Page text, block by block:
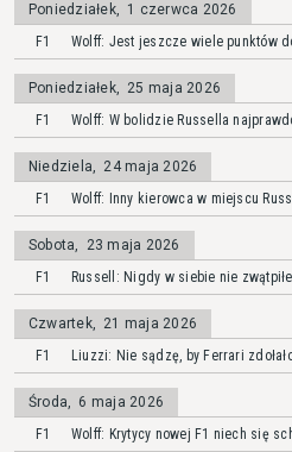
Poniedziałek, 1 czerwca 2026
F1
Wolff: Jest jeszcze wiele punktów
Poniedziałek, 25 maja 2026
F1
Wolff: W bolidzie Russella
Niedziela, 24 maja 2026
F1
Wolff: Inny kierowca w miejscu
Sobota,
23 maja 2026
F1
Russell: Nigdy w siebie nie
Czwartek, 21 maja 2026
F1
Liuzzi: Nie sądzę, by Ferrari
Środa, 6 maja 2026
F1
Wolff: Krytycy nowej F1 niech się